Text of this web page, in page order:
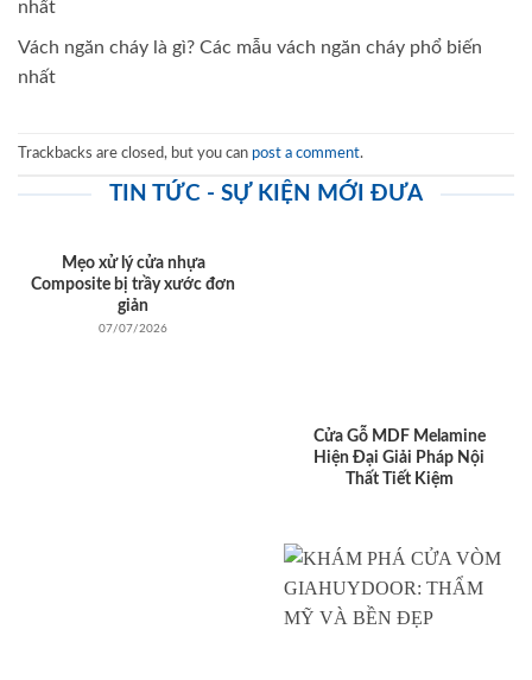
nhất
Vách ngăn cháy là gì? Các mẫu vách ngăn cháy phổ biến
nhất
Trackbacks are closed, but you can post a comment.
TIN TỨC - SỰ KIỆN MỚI ĐƯA
Mẹo xử lý cửa nhựa
Composite bị trầy xước đơn
giản
07/07/2026
Cửa Gỗ MDF Melamine
Hiện Đại Giải Pháp Nội
Thất Tiết Kiệm